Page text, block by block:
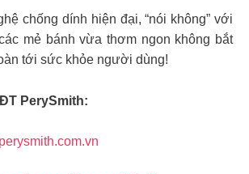
chống dính hiện đại, “nói không” với
mẻ bánh vừa thơm ngon không bắt
tới sức khỏe người dùng!
PerySmith: